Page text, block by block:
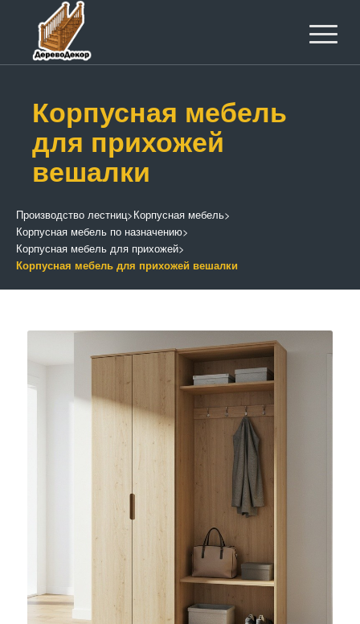
Корпусная мебель
для прихожей
вешалки
Производство лестниц>Корпусная мебель>
Корпусная мебель по назначению>
Корпусная мебель для прихожей>
Корпусная мебель для прихожей вешалки